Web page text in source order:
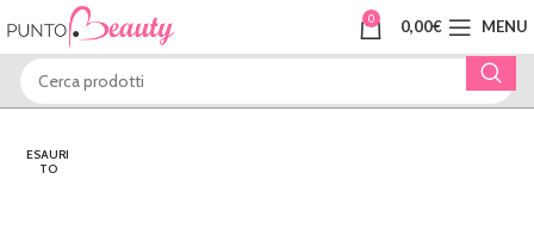
0 0,00€ MENU
ESAURI
TO